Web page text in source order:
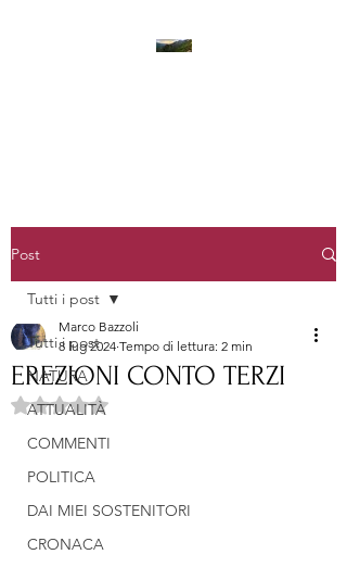
Post
Tutti i post
NATURA
ATTUALITÀ
COMMENTI
POLITICA
DAI MIEI SOSTENITORI
CRONACA
Tutti i post
EREZIONI CONTO TERZI
Marco Bazzoli
8 lug 2024 Tempo di lettura: 2 min
Valutazione NaN stelle su 5.